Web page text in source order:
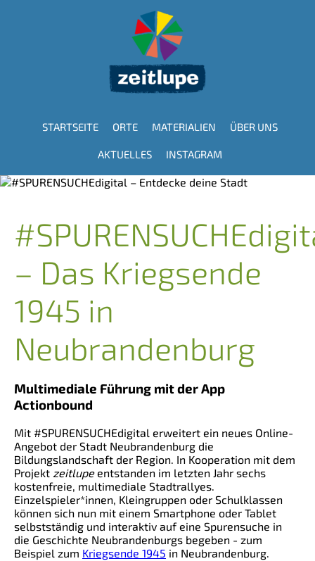
Hauptnavigation
STARTSEITE ORTE MATERIALIEN ÜBER UNS
AKTUELLES INSTAGRAM
– Das Kriegsende
1945 in
Neubrandenburg
Multimediale Führung mit der App
Actionbound
Mit #SPURENSUCHEdigital erweitert ein neues Online-
Angebot der Stadt Neubrandenburg die
Bildungslandschaft der Region. In Kooperation mit dem
Projekt zeitlupeentstanden im letzten Jahr sechs
kostenfreie, multimediale Stadtrallyes.
Einzelspieler*innen, Kleingruppen oder Schulklassen
können sich nun mit einem Smartphone oder Tablet
selbstständig und interaktiv auf eine Spurensuche in
die Geschichte Neubrandenburgs begeben - zum
Beispiel zum Kriegsende 1945 in Neubrandenburg.